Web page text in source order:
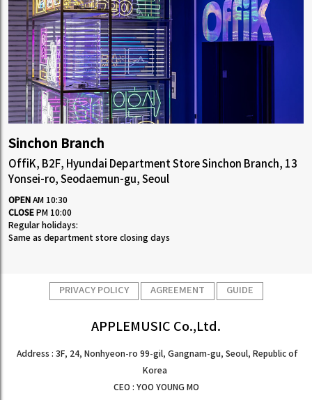
Sinchon Branch
OffiK, B2F, Hyundai Department Store Sinchon Branch, 13
Yonsei-ro, Seodaemun-gu, Seoul
OPEN AM 10:30
CLOSE PM 10:00
Regular holidays:
Same as department store closing days
PRIVACY POLICY AGREEMENT GUIDE
APPLEMUSIC Co.,Ltd.
Address : 3F, 24, Nonhyeon-ro 99-gil, Gangnam-gu, Seoul, Republic of
Korea
CEO : YOO YOUNG MO